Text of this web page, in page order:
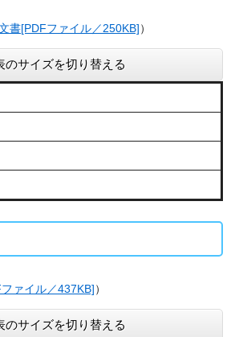
書[PDFファイル／250KB]）
のサイズを切り替える
ァイル／437KB]）
のサイズを切り替える